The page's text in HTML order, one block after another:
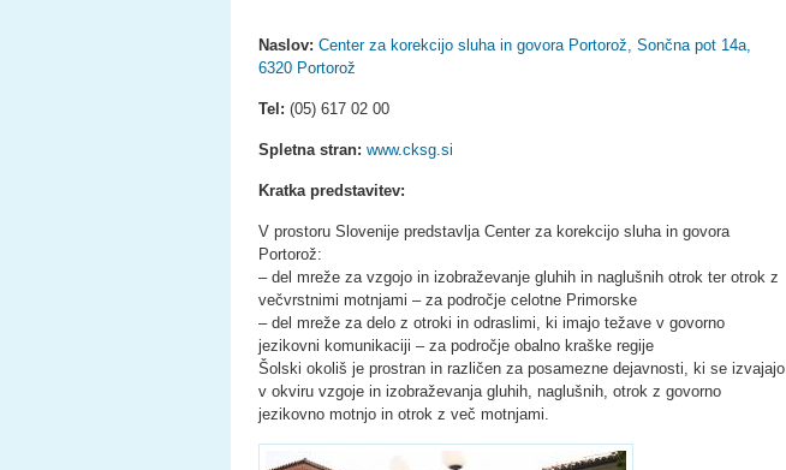
Naslov: Center za korekcijo sluha in govora Portorož, Sončna pot 14a,
6320 Portorož
Tel: (05) 617 02 00
Spletna stran: www.cksg.si
Kratka predstavitev:
V prostoru Slovenije predstavlja Center za korekcijo sluha in govora
Portorož:
– del mreže za vzgojo in izobraževanje gluhih in naglušnih otrok ter otrok z
večvrstnimi motnjami – za področje celotne Primorske
– del mreže za delo z otroki in odraslimi, ki imajo težave v govorno
jezikovni komunikaciji – za področje obalno kraške regije
Šolski okoliš je prostran in različen za posamezne dejavnosti, ki se izvajajo
v okviru vzgoje in izobraževanja gluhih, naglušnih, otrok z govorno
jezikovno motnjo in otrok z več motnjami.